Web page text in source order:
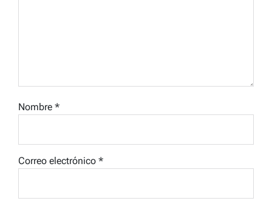
Nombre *
Correo electrónico *